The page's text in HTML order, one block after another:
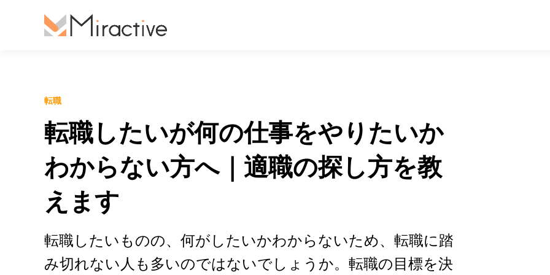
転職
転職したいが何の仕事をやりたいか
わからない方へ｜適職の探し方を教
えます
転職したいものの、何がしたいかわからないため、転職に踏
み切れない人も多いのではないでしょうか。転職の目標を決